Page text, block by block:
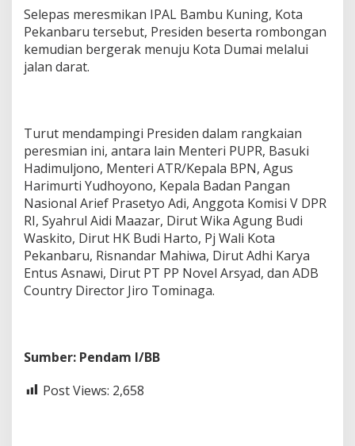
Selepas meresmikan IPAL Bambu Kuning, Kota
Pekanbaru tersebut, Presiden beserta rombongan
kemudian bergerak menuju Kota Dumai melalui
jalan darat.
Turut mendampingi Presiden dalam rangkaian
peresmian ini, antara lain Menteri PUPR, Basuki
Hadimuljono, Menteri ATR/Kepala BPN, Agus
Harimurti Yudhoyono, Kepala Badan Pangan
Nasional Arief Prasetyo Adi, Anggota Komisi V DPR
RI, Syahrul Aidi Maazar, Dirut Wika Agung Budi
Waskito, Dirut HK Budi Harto, Pj Wali Kota
Pekanbaru, Risnandar Mahiwa, Dirut Adhi Karya
Entus Asnawi, Dirut PT PP Novel Arsyad, dan ADB
Country Director Jiro Tominaga.
Sumber: Pendam I/BB
Post Views: 2,658